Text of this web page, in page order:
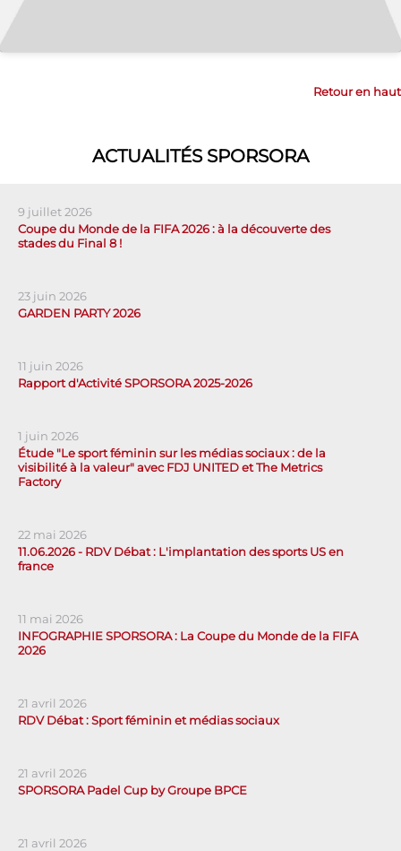
Retour en haut
ACTUALITÉS SPORSORA
9 juillet 2026
Coupe du Monde de la FIFA 2026 : à la découverte des
stades du Final 8 !
23 juin 2026
GARDEN PARTY 2026
11 juin 2026
Rapport d'Activité SPORSORA 2025-2026
1 juin 2026
Étude "Le sport féminin sur les médias sociaux : de la
visibilité à la valeur" avec FDJ UNITED et The Metrics
Factory
22 mai 2026
11.06.2026 - RDV Débat : L'implantation des sports US en
france
11 mai 2026
INFOGRAPHIE SPORSORA : La Coupe du Monde de la FIFA
2026
21 avril 2026
RDV Débat : Sport féminin et médias sociaux
21 avril 2026
SPORSORA Padel Cup by Groupe BPCE
21 avril 2026